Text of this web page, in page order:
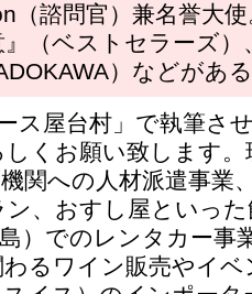
（諮問官）兼名誉大
（ベストセラーズ）
）などがあ
ス屋台村」で執筆さ
くお願い致します
関への人材派遣事業
、おすし屋といった
）でのレンタカー事
るワイン販売やイベ